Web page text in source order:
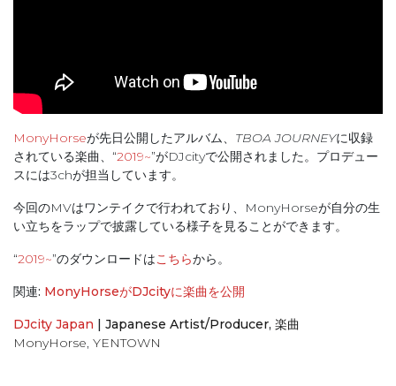
MonyHorseが先日公開したアルバム、 TBOA JOURNEYに収録
されている楽曲、“2019~”がDJcityで公開されました。プロデュー
スには3chが担当しています。
今回のMVはワンテイクで行われており、MonyHorseが自分の生
い立ちをラップで披露している様子を見ることができます。
“2019~”のダウンロードはこちらから。
関連: MonyHorseがDJcityに楽曲を公開
DJcity Japan | Japanese Artist/Producer, 楽曲
MonyHorse YENTOWN